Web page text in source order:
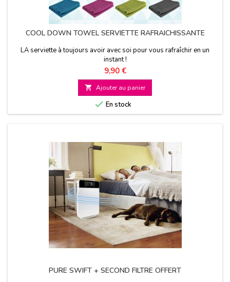
COOL DOWN TOWEL SERVIETTE RAFRAICHISSANTE
LA serviette à toujours avoir avec soi pour vous rafraîchir en un
instant !
Prix
9,90 €
 Ajouter au panier
 En stock
PURE SWIFT + SECOND FILTRE OFFERT